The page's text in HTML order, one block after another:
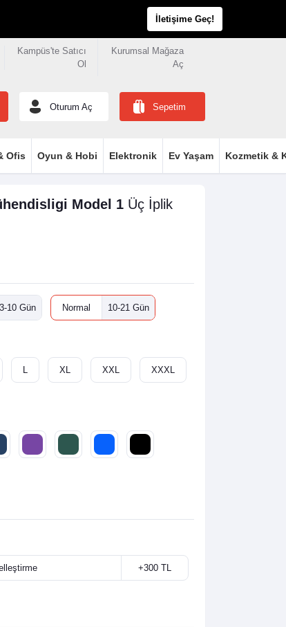
İletişime Geç!
Kampüs'te Satıcı
Ol
Kurumsal Mağaza
Aç
Oturum Aç Sepetim
Ofis Oyun & Hobi Elektronik Ev Yaşam Kozmetik &
Model 1 Üç İplik
3-10 Gün Normal 10-21 Gün
L XL XXL XXXL
+300 TL